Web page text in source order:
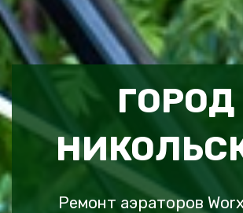
ГОРОД
Ремонт аэраторов